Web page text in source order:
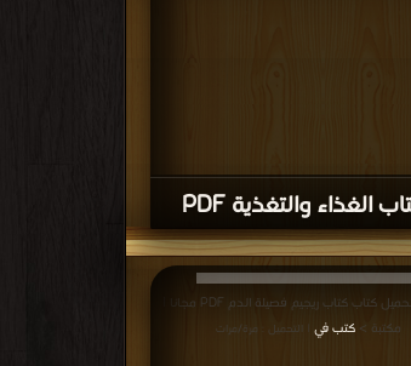
فضلا اتصل بنا